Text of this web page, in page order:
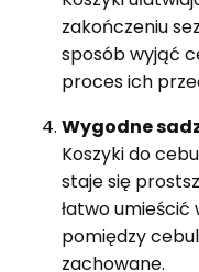
zakończeniu
sposób wyjąć
proces ich
Wygodne
Koszyki do
staje się
łatwo umieścić
pomiędzy
zachowane.